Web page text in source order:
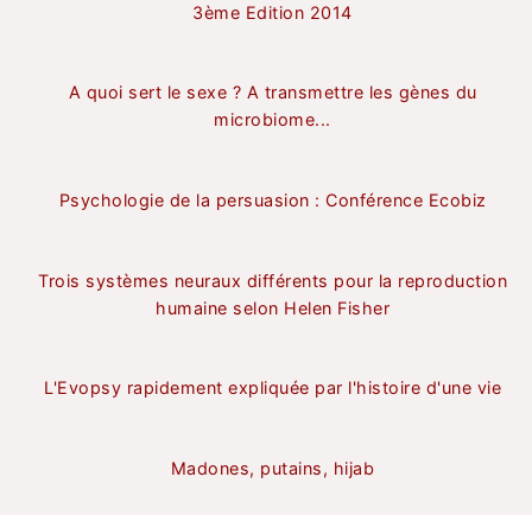
3ème Edition 2014
A quoi sert le sexe ? A transmettre les gènes du
microbiome...
Psychologie de la persuasion : Conférence Ecobiz
Trois systèmes neuraux différents pour la reproduction
humaine selon Helen Fisher
L'Evopsy rapidement expliquée par l'histoire d'une vie
Madones, putains, hijab